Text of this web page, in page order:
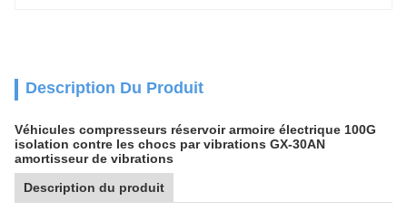
Description Du Produit
Véhicules compresseurs réservoir armoire électrique 100G
isolation contre les chocs par vibrations GX-30AN
amortisseur de vibrations
Description du produit